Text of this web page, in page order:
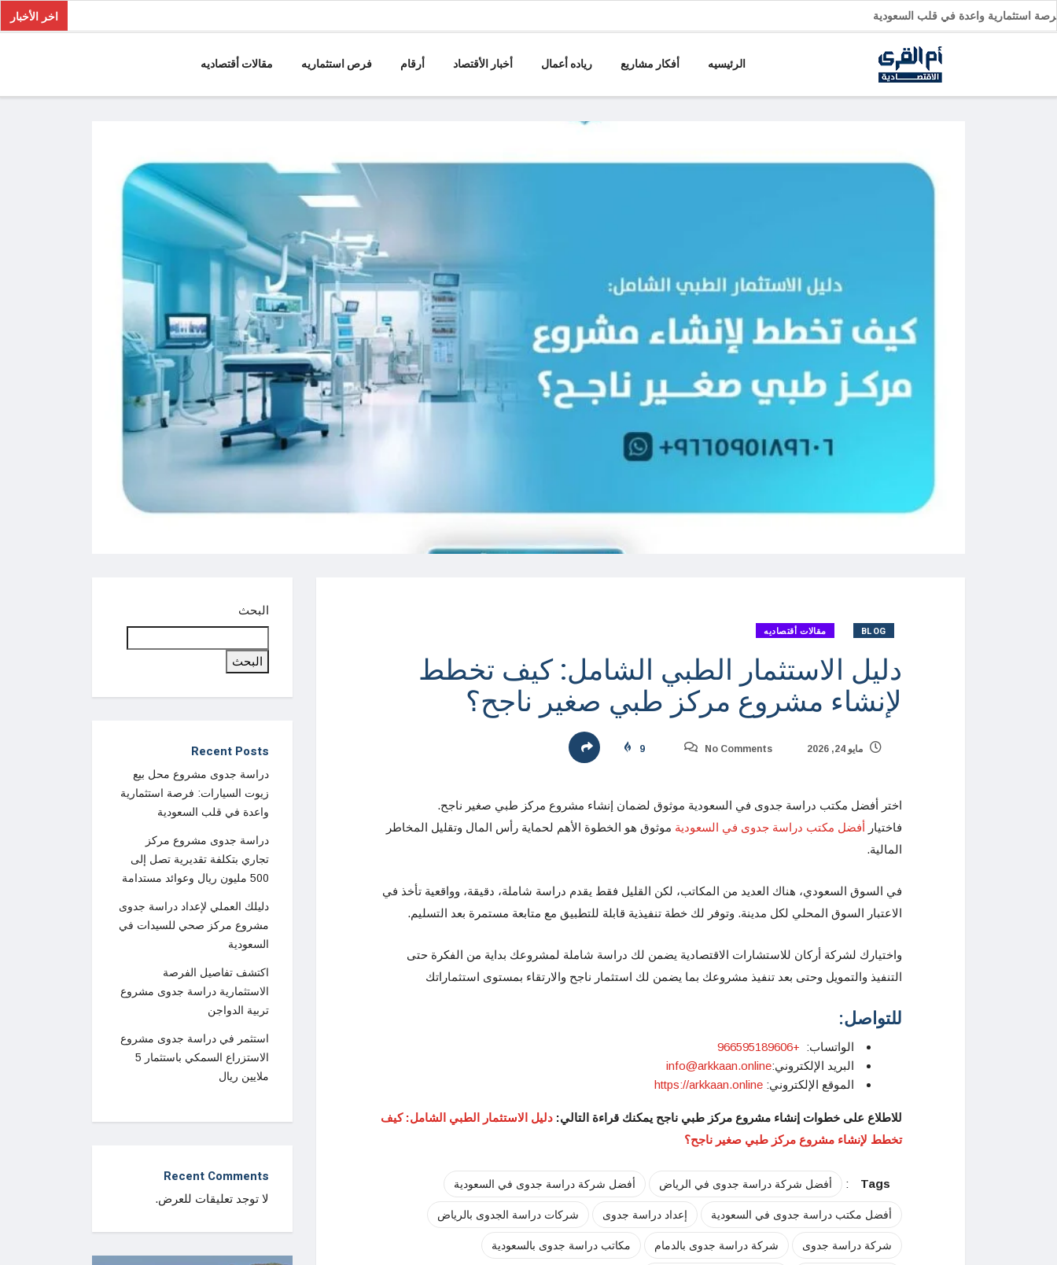
اخر الأخبار فرصة استثمارية واعدة في قلب السعودية
الرئيسيه أفكار مشاريع رياده أعمال أخبار الأقتصاد أرقام فرص استثماريه مقالات أقتصاديه
BLOG مقالات أقتصاديه
دليل الاستثمار الطبي الشامل: كيف تخطط
لإنشاء مشروع مركز طبي صغير ناجح؟
مايو 24, 2026 No Comments
9
اختر أفضل مكتب دراسة جدوى في السعودية موثوق لضمان إنشاء مشروع مركز طبي صغير ناجح.
فاختيار أفضل مكتب دراسة جدوى في السعودية موثوق هو الخطوة الأهم لحماية رأس المال وتقليل المخاطر
المالية.
في السوق السعودي، هناك العديد من المكاتب، لكن القليل فقط يقدم دراسة شاملة، دقيقة، وواقعية تأخذ في
الاعتبار السوق المحلي لكل مدينة. وتوفر لك خطة تنفيذية قابلة للتطبيق مع متابعة مستمرة بعد التسليم.
واختيارك لشركة أركان للاستشارات الاقتصادية يضمن لك دراسة شاملة لمشروعك بداية من الفكرة حتى
التنفيذ والتمويل وحتى بعد تنفيذ مشروعك بما يضمن لك استثمار ناجح والارتقاء بمستوى استثماراتك
للتواصل:
الواتساب: +966595189606
البريد الإلكتروني:info@arkkaan.online
الموقع الإلكتروني: https://arkkaan.online
للاطلاع على خطوات إنشاء مشروع مركز طبي ناجح يمكنك قراءة التالي: دليل الاستثمار الطبي الشامل: كيف
تخطط لإنشاء مشروع مركز طبي صغير ناجح؟
Tags
: أفضل شركة دراسة جدوى في الرياض أفضل شركة دراسة جدوى في السعودية
أفضل مكتب دراسة جدوى في السعودية إعداد دراسة جدوى شركات دراسة الجدوى بالرياض
شركة دراسة جدوى شركة دراسة جدوى بالدمام مكاتب دراسة جدوى بالسعودية
البحث
البحث
Recent Posts
دراسة جدوى مشروع محل بيع
زيوت السيارات: فرصة استثمارية
واعدة في قلب السعودية
دراسة جدوى مشروع مركز
تجاري بتكلفة تقديرية تصل إلى
500 مليون ريال وعوائد مستدامة
دليلك العملي لإعداد دراسة جدوى
مشروع مركز صحي للسيدات في
السعودية
اكتشف تفاصيل الفرصة
الاستثمارية دراسة جدوى مشروع
تربية الدواجن
استثمر في دراسة جدوى مشروع
الاستزراع السمكي باستثمار 5
ملايين ريال
Recent Comments
لا توجد تعليقات للعرض.